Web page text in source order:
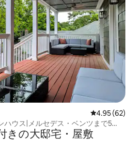
レビュー62
4.95 (62)
ハウス|メルセデス・ベンツまで5
きの大邸宅・屋敷